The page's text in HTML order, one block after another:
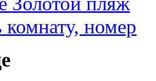
комнату, номер